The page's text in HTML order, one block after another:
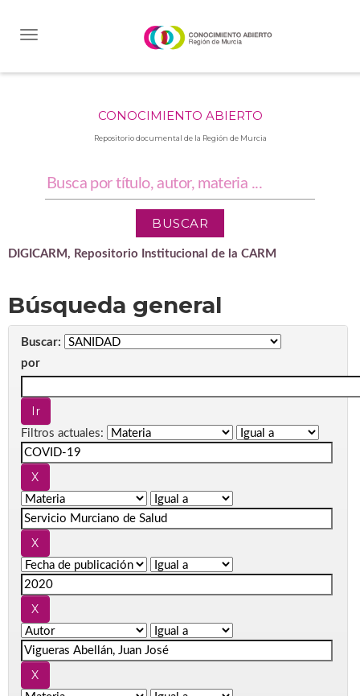
CONOCIMIENTO ABIERTO
Repositorio documental de la Región de Murcia
DIGICARM, Repositorio Institucional de la CARM
Búsqueda general
Buscar:
por
Filtros actuales: